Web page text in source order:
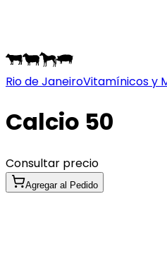
Rio de JaneiroVitamínicos y
Calcio 50
Consultar precio
Agregar al Pedido